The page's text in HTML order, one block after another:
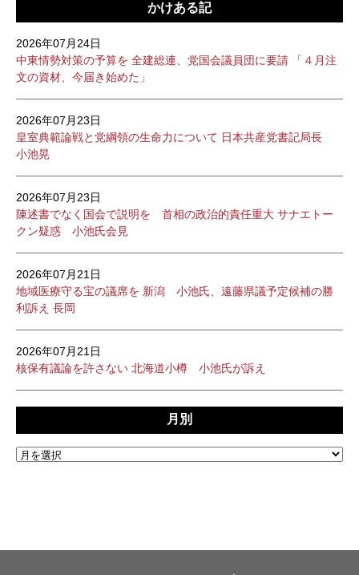
かけある記
2026年07月24日
中東情勢対策の予算を 全建総連、党国会議員団に要請 「４月注
文の資材、今届き始めた」
2026年07月23日
皇室典範論戦と党綱領の生命力について 日本共産党書記局長
小池晃
2026年07月23日
陳述書でなく国会で説明を 首相の政治的責任重大 サナエトー
クン疑惑 小池氏会見
2026年07月21日
地域医療守る宝の議席を 新潟 小池氏、遠藤県議予定候補の勝
利訴え 長岡
2026年07月21日
核保有議論を許さない 北海道小樽 小池氏が訴え
月別